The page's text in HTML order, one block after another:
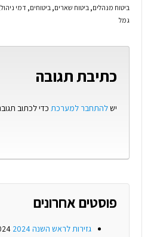
ביטוח מנהלים, ביטוח שארים, ביטוחים, דמי ניהול
גמל
כתיבת תגובה
ישלהתחבר למערכת כדי לכתוב
פוסטים אחרונים
גזירות לראש השנה 2024